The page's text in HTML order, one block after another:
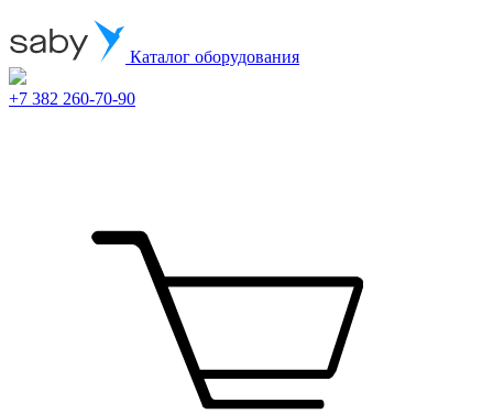
Каталог оборудования
+7 382 260-70-90